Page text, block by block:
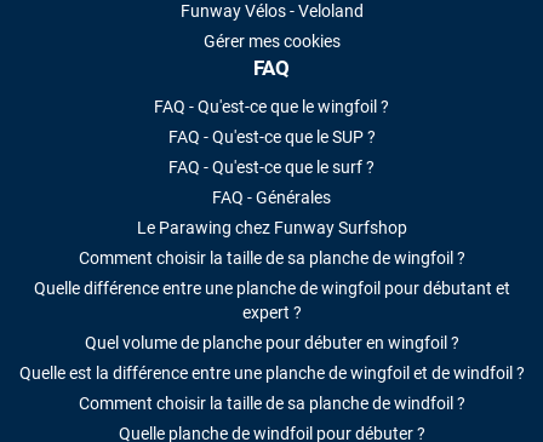
Funway Vélos - Veloland
Gérer mes cookies
FAQ
FAQ - Qu'est-ce que le wingfoil ?
FAQ - Qu'est-ce que le SUP ?
FAQ - Qu'est-ce que le surf ?
FAQ - Générales
Le Parawing chez Funway Surfshop
Comment choisir la taille de sa planche de wingfoil ?
Quelle différence entre une planche de wingfoil pour débutant et
expert ?
Quel volume de planche pour débuter en wingfoil ?
Quelle est la différence entre une planche de wingfoil et de windfoil ?
Comment choisir la taille de sa planche de windfoil ?
Quelle planche de windfoil pour débuter ?